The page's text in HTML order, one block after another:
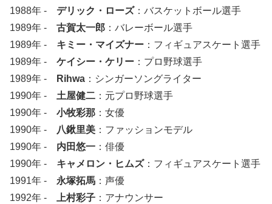
1988年 - デリック・ローズ：バスケットボール選手
1989年 - 古賀太一郎 ：バレーボール選手
1989年 - キミー・マイズナー ：フィギュアスケート選手
1989年 - ケイシー・ケリー ：プロ野球選手
1989年 -
Rihwa ：シンガーソングライター
1990年 - 土屋健二 ：元プロ野球選手
1990年 - 小牧彩那 ：女優
1990年 - 八鍬里美 ：ファッションモデル
1990年 - 内田悠一 ：俳優
1990年 - キャメロン・ヒムズ：フィギュアスケート選手
1991年 - 永塚拓馬 ：声優
1992年 - 上村彩子 ：アナウンサー